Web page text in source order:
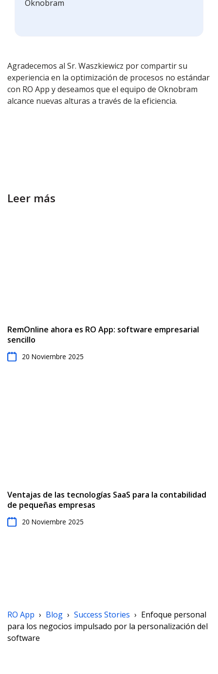
Oknobram
Agradecemos al Sr. Waszkiewicz por compartir su
experiencia en la optimización de procesos no estándar
con RO App y deseamos que el equipo de Oknobram
alcance nuevas alturas a través de la eficiencia.
Leer más
RemOnline ahora es RO App: software empresarial
sencillo
20 Noviembre 2025
Ventajas de las tecnologías SaaS para la contabilidad
de pequeñas empresas
20 Noviembre 2025
RO App › Blog › Success Stories › Enfoque personal
para los negocios impulsado por la personalización del
software